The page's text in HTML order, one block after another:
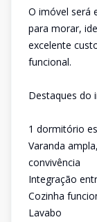
O imóvel será
para morar,
excelente
funcional.
Destaques do
1 dormitório
Varanda
convivência
Integração
Cozinha
Lavabo